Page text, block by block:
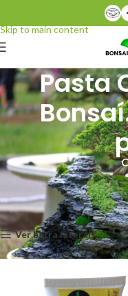
Skip to main content
Pasta
Inicio
Productos etiquetados
Mostrando el único resultado
Ver barra lateral